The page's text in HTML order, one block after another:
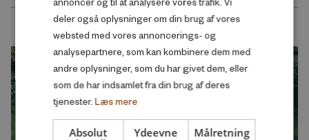
deler også oplysninger om din brug af vores
websted med vores annoncerings- og
analysepartnere, som kan kombinere dem med
andre oplysninger, som du har givet dem, eller
som de har indsamlet fra din brug af deres
tjenester. Læs mere
Absolut
Ydeevne Målretning